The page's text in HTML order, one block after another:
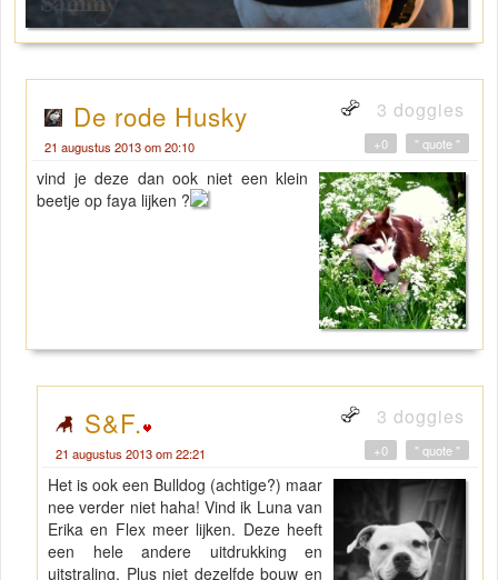
De rode Husky 3 doggies
21 augustus 2013 om 20:10 " quote "
+0
vind je deze dan ook niet een klein
beetje op faya lijken ?
S&F. 3 doggies
21 augustus 2013 om 22:21 " quote "
+0
Het is ook een Bulldog (achtige?) maar
nee verder niet haha! Vind ik Luna van
Erika en Flex meer lijken. Deze heeft
een hele andere uitdrukking en
uitstraling. Plus niet dezelfde bouw en